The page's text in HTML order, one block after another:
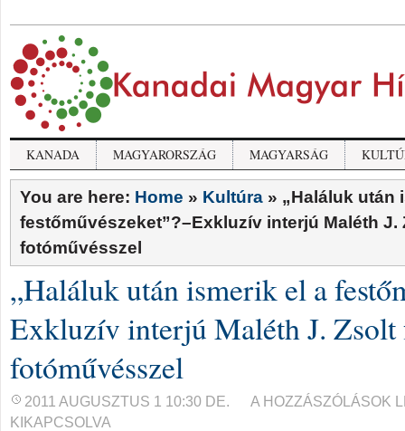
KANADA MAGYARORSZÁG MAGYARSÁG
You are here: Home » Kultúra » „Haláluk után
festőművészeket”?–Exkluzív interjú Maléth J.
fotóművésszel
„Haláluk után ismerik el a
Exkluzív interjú Maléth J. Zsolt
fotóművésszel
2011 AUGUSZTUS 1 10:30 DE.
„HALÁLUK
A HOZZÁSZÓLÁSOK
KIKAPCSOLVA